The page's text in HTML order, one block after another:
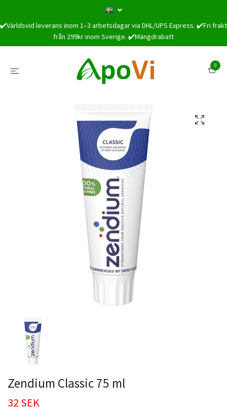
✔️Världsvid leverans inom 1–3 arbetsdagar via DHL/UPS Express. ✔️Fri frakt
från 299kr inom Sverige. ✔️Mängdrabatt
0
Zendium Classic 75 ml
32 SEK